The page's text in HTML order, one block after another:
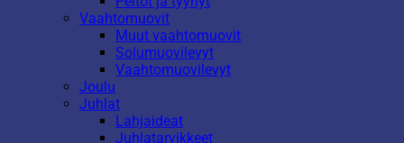
Vaahtomuovit
Muut vaahtomuovit
Solumuovilevyt
Vaahtomuovilevyt
Joulu
Juhlat
Lahjaideat
Juhlatarvikkeet